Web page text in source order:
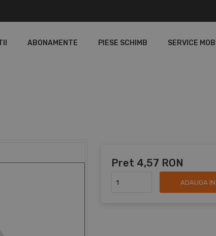
ABONAMENTE PIESE SCHIMB SERVICE
Pret 4,57 RON
ADAUGA IN